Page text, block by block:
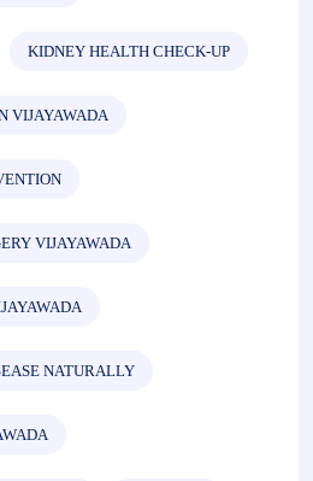
KIDNEY HEALTH CHECK-UP
VIJAYAWADA
VIJAYAWADA
NATURALLY